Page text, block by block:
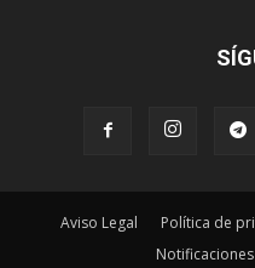
Aviso Legal Política de
Notificaciones